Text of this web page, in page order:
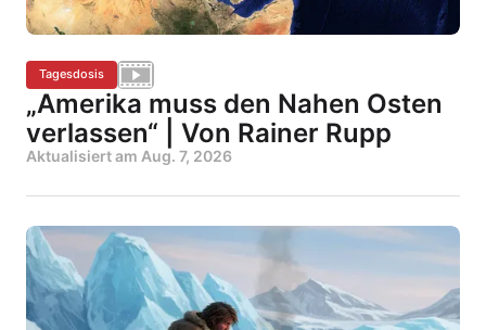
Tagesdosis
„Amerika muss den Nahen Osten
verlassen“ | Von Rainer Rupp
Aktualisiert am Aug. 7, 2026